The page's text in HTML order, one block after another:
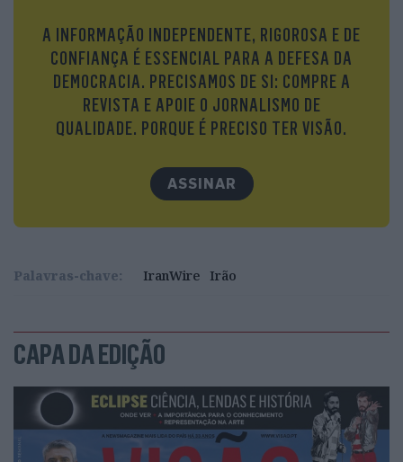
A INFORMAÇÃO INDEPENDENTE, RIGOROSA E DE
CONFIANÇA É ESSENCIAL PARA A DEFESA DA
DEMOCRACIA. PRECISAMOS DE SI: COMPRE A
REVISTA E APOIE O JORNALISMO DE
QUALIDADE. PORQUE É PRECISO TER VISÃO.
ASSINAR
Palavras-chave: IranWire Irão
CAPA DA EDIÇÃO